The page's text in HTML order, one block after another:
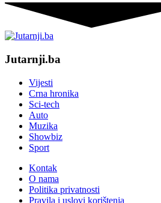
Jutarnji.ba
Vijesti
Crna hronika
Sci-tech
Auto
Muzika
Showbiz
Sport
Kontak
O nama
Politika privatnosti
Pravila i uslovi korištenja